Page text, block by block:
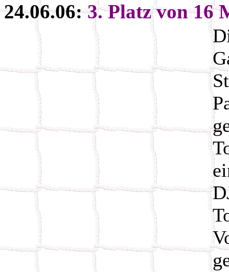
24.06.06: 3. Platz von 16